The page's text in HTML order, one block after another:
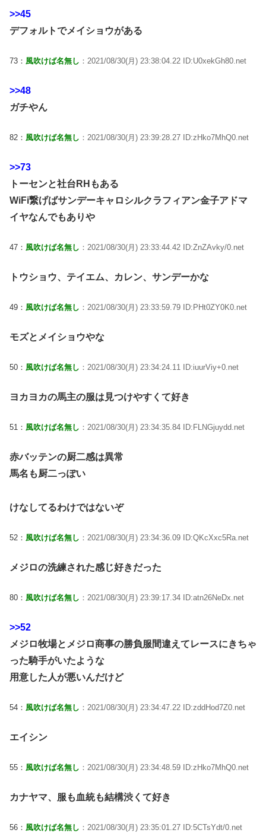
>>45
デフォルトでメイショウがある
73： 風吹けば名無し ：2021/08/30(月) 23:38:04.22 ID:U0xekGh80.net
>>48
ガチやん
82： 風吹けば名無し ：2021/08/30(月) 23:39:28.27 ID:zHko7MhQ0.net
>>73
トーセンと社台RHもある
WiFi繋げばサンデーキャロシルクラフィアン金子アドマ
イヤなんでもありや
47： 風吹けば名無し ：2021/08/30(月) 23:33:44.42 ID:ZnZAvky/0.net
トウショウ、テイエム、カレン、サンデーかな
49： 風吹けば名無し ：2021/08/30(月) 23:33:59.79 ID:PHt0ZY0K0.net
モズとメイショウやな
50： 風吹けば名無し ：2021/08/30(月) 23:34:24.11 ID:iuurViy+0.net
ヨカヨカの馬主の服は見つけやすくて好き
51： 風吹けば名無し ：2021/08/30(月) 23:34:35.84 ID:FLNGjuydd.net
赤バッテンの厨二感は異常
馬名も厨二っぽい
けなしてるわけではないぞ
52： 風吹けば名無し ：2021/08/30(月) 23:34:36.09 ID:QKcXxc5Ra.net
メジロの洗練された感じ好きだった
80： 風吹けば名無し ：2021/08/30(月) 23:39:17.34 ID:atn26NeDx.net
>>52
メジロ牧場とメジロ商事の勝負服間違えてレースにきちゃ
った騎手がいたような
用意した人が悪いんだけど
54： 風吹けば名無し ：2021/08/30(月) 23:34:47.22 ID:zddHod7Z0.net
エイシン
55： 風吹けば名無し ：2021/08/30(月) 23:34:48.59 ID:zHko7MhQ0.net
カナヤマ、服も血統も結構渋くて好き
56： 風吹けば名無し ：2021/08/30(月) 23:35:01.27 ID:5CTsYdt/0.net